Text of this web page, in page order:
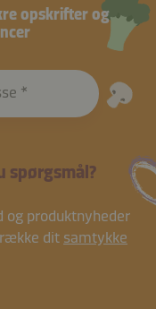
opskrifter og
spørgsmål?
og produktnyheder
dit samtykke